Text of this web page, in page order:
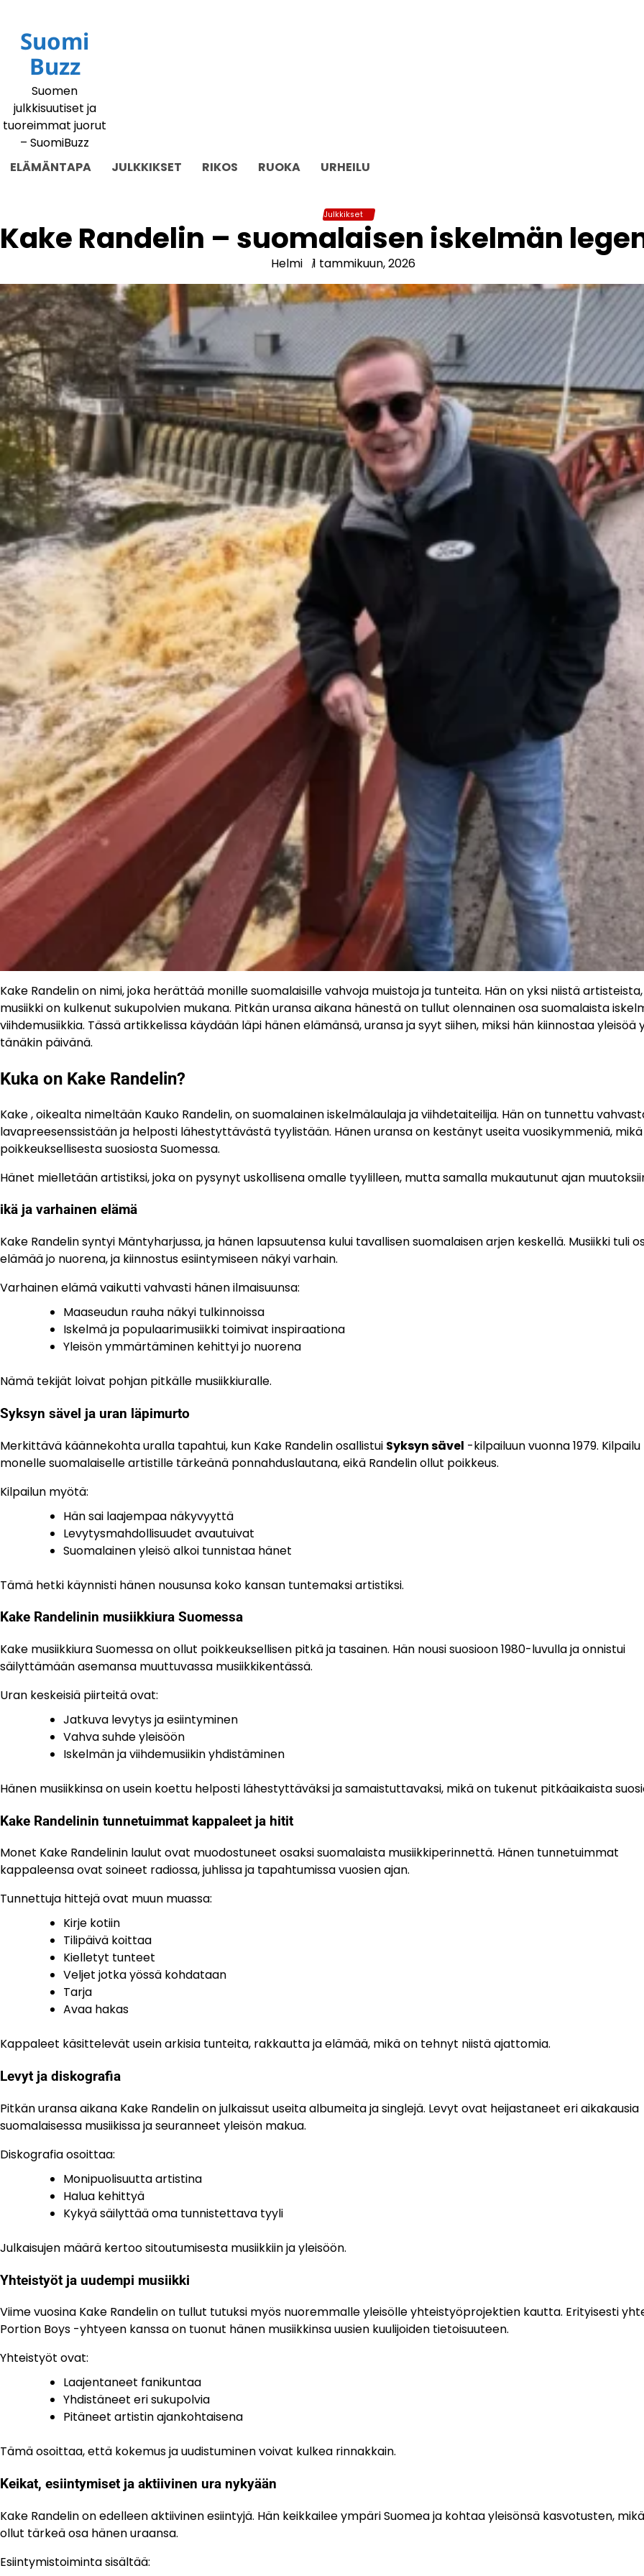
Suomi
Buzz
Suomen
julkkisuutiset ja
tuoreimmat juorut
– SuomiBuzz
ELÄMÄNTAPA
JULKKIKSET RIKOS RUOKA URHEILU
Julkkikset
Kake Randelin – suomalaisen iskelmän
Helmi 1 tammikuun, 2026
Kake Randelin on nimi, joka herättää monille suomalaisille vahvoja muistoja ja tunteita. Hän on yksi niistä
musiikki on kulkenut sukupolvien mukana. Pitkän uransa aikana hänestä on tullut olennainen osa suomalaista
viihdemusiikkia. Tässä artikkelissa käydään läpi hänen elämänsä, uransa ja syyt siihen, miksi hän kiinnostaa yleisöä
tänäkin päivänä.
Kuka on Kake Randelin?
Kake , oikealta nimeltään Kauko Randelin, on suomalainen iskelmälaulaja ja viihdetaiteilija. Hän on tunnettu
lavapreesenssistään ja helposti lähestyttävästä tyylistään. Hänen uransa on kestänyt useita vuosikymmeniä,
poikkeuksellisesta suosiosta Suomessa.
Hänet mielletään artistiksi, joka on pysynyt uskollisena omalle tyylilleen, mutta samalla mukautunut ajan
ikä ja varhainen elämä
Kake Randelin syntyi Mäntyharjussa, ja hänen lapsuutensa kului tavallisen suomalaisen arjen keskellä. Musiikki tuli
elämää jo nuorena, ja kiinnostus esiintymiseen näkyi varhain.
Varhainen elämä vaikutti vahvasti hänen ilmaisuunsa:
Maaseudun rauha näkyi tulkinnoissa
Iskelmä ja populaarimusiikki toimivat inspiraationa
Yleisön ymmärtäminen kehittyi jo nuorena
Nämä tekijät loivat pohjan pitkälle musiikkiuralle.
Syksyn sävel ja uran läpimurto
Merkittävä käännekohta uralla tapahtui, kun Kake Randelin osallistui Syksyn sävel -kilpailuun vuonna 1979.
monelle suomalaiselle artistille tärkeänä ponnahduslautana, eikä Randelin ollut poikkeus.
Kilpailun myötä:
Hän sai laajempaa näkyvyyttä
Levytysmahdollisuudet avautuivat
Suomalainen yleisö alkoi tunnistaa hänet
Tämä hetki käynnisti hänen nousunsa koko kansan tuntemaksi artistiksi.
Kake Randelinin musiikkiura Suomessa
Kake musiikkiura Suomessa on ollut poikkeuksellisen pitkä ja tasainen. Hän nousi suosioon 1980-luvulla ja onnistui
säilyttämään asemansa muuttuvassa musiikkikentässä.
Uran keskeisiä piirteitä ovat:
Jatkuva levytys ja esiintyminen
Vahva suhde yleisöön
Iskelmän ja viihdemusiikin yhdistäminen
Hänen musiikkinsa on usein koettu helposti lähestyttäväksi ja samaistuttavaksi, mikä on tukenut pitkäaikaista
Kake Randelinin tunnetuimmat kappaleet ja hitit
Monet Kake Randelinin laulut ovat muodostuneet osaksi suomalaista musiikkiperinnettä. Hänen tunnetuimmat
kappaleensa ovat soineet radiossa, juhlissa ja tapahtumissa vuosien ajan.
Tunnettuja hittejä ovat muun muassa:
Kirje kotiin
Tilipäivä koittaa
Kielletyt tunteet
Veljet jotka yössä kohdataan
Tarja
Avaa hakas
Kappaleet käsittelevät usein arkisia tunteita, rakkautta ja elämää, mikä on tehnyt niistä ajattomia.
Levyt ja diskografia
Pitkän uransa aikana Kake Randelin on julkaissut useita albumeita ja singlejä. Levyt ovat heijastaneet eri aikakausia
suomalaisessa musiikissa ja seuranneet yleisön makua.
Diskografia osoittaa:
Monipuolisuutta artistina
Halua kehittyä
Kykyä säilyttää oma tunnistettava tyyli
Julkaisujen määrä kertoo sitoutumisesta musiikkiin ja yleisöön.
Yhteistyöt ja uudempi musiikki
Viime vuosina Kake Randelin on tullut tutuksi myös nuoremmalle yleisölle yhteistyöprojektien kautta. Erityisesti
Portion Boys -yhtyeen kanssa on tuonut hänen musiikkinsa uusien kuulijoiden tietoisuuteen.
Yhteistyöt ovat:
Laajentaneet fanikuntaa
Yhdistäneet eri sukupolvia
Pitäneet artistin ajankohtaisena
Tämä osoittaa, että kokemus ja uudistuminen voivat kulkea rinnakkain.
Keikat, esiintymiset ja aktiivinen ura nykyään
Kake Randelin on edelleen aktiivinen esiintyjä. Hän keikkailee ympäri Suomea ja kohtaa yleisönsä kasvotusten,
ollut tärkeä osa hänen uraansa.
Esiintymistoiminta sisältää: